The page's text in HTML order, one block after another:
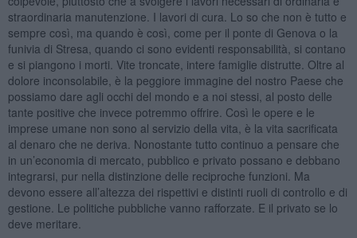
straordinaria manutenzione. I lavori di cura. Lo so che non è tutto e
sempre così, ma quando è così, come per il ponte di Genova o la
funivia di Stresa, quando ci sono evidenti responsabilità, si contano
e si piangono i morti. Vite troncate, intere famiglie distrutte. Oltre al
dolore inconsolabile, è la peggiore immagine del nostro Paese che
possiamo dare agli occhi del mondo e a noi stessi, al posto delle
tante positive che invece potremmo offrire. Così le opere e le
imprese umane non sono al servizio della vita, è la vita sacrificata
al denaro che ne deriva. Nonostante tutto continuo a pensare che
in un’economia di mercato, pubblico e privato possano e debbano
integrarsi, pur nella distinzione delle reciproche funzioni. Ma
devono essere all’altezza dei rispettivi e distinti ruoli di controllo e di
gestione. Le politiche pubbliche vanno rafforzate. E il privato se lo
deve meritare.